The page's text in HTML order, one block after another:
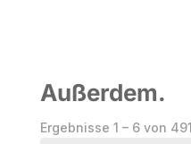
Außerdem.
Ergebnisse 1 – 6 von